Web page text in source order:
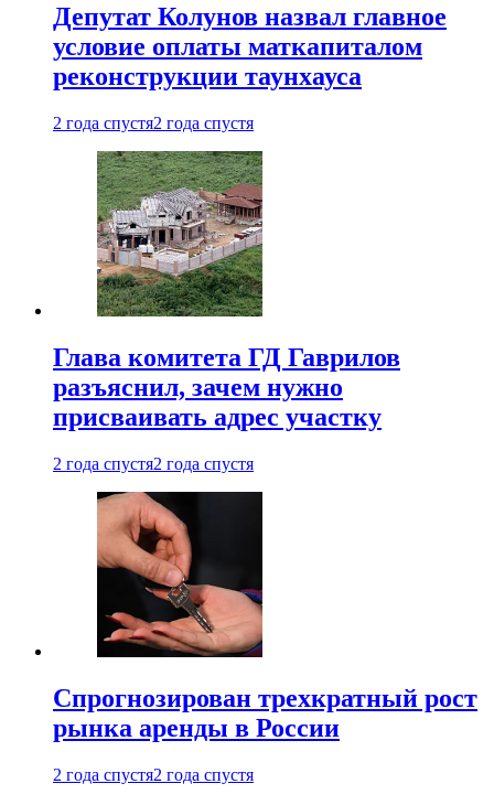
Депутат Колунов назвал главное
условие оплаты маткапиталом
реконструкции таунхауса
2 года спустя2 года спустя
Глава комитета ГД Гаврилов
разъяснил, зачем нужно
присваивать адрес участку
2 года спустя2 года спустя
Спрогнозирован трехкратный рост
рынка аренды в России
2 года спустя2 года спустя